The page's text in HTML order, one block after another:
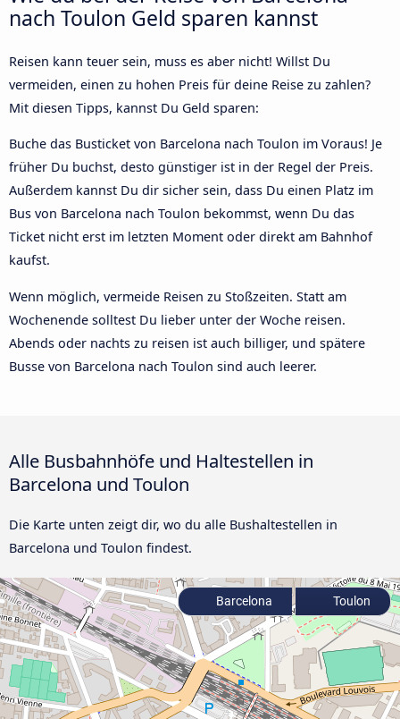
nach Toulon Geld sparen kannst
Reisen kann teuer sein, muss es aber nicht! Willst Du
vermeiden, einen zu hohen Preis für deine Reise zu zahlen?
Mit diesen Tipps, kannst Du Geld sparen:
Buche das Busticket von Barcelona nach Toulon im Voraus! Je
früher Du buchst, desto günstiger ist in der Regel der Preis.
Außerdem kannst Du dir sicher sein, dass Du einen Platz im
Bus von Barcelona nach Toulon bekommst, wenn Du das
Ticket nicht erst im letzten Moment oder direkt am Bahnhof
kaufst.
Wenn möglich, vermeide Reisen zu Stoßzeiten. Statt am
Wochenende solltest Du lieber unter der Woche reisen.
Abends oder nachts zu reisen ist auch billiger, und spätere
Busse von Barcelona nach Toulon sind auch leerer.
Alle Busbahnhöfe und Haltestellen in
Barcelona und Toulon
Die Karte unten zeigt dir, wo du alle Bushaltestellen in
Barcelona und Toulon findest.
Barcelona Toulon